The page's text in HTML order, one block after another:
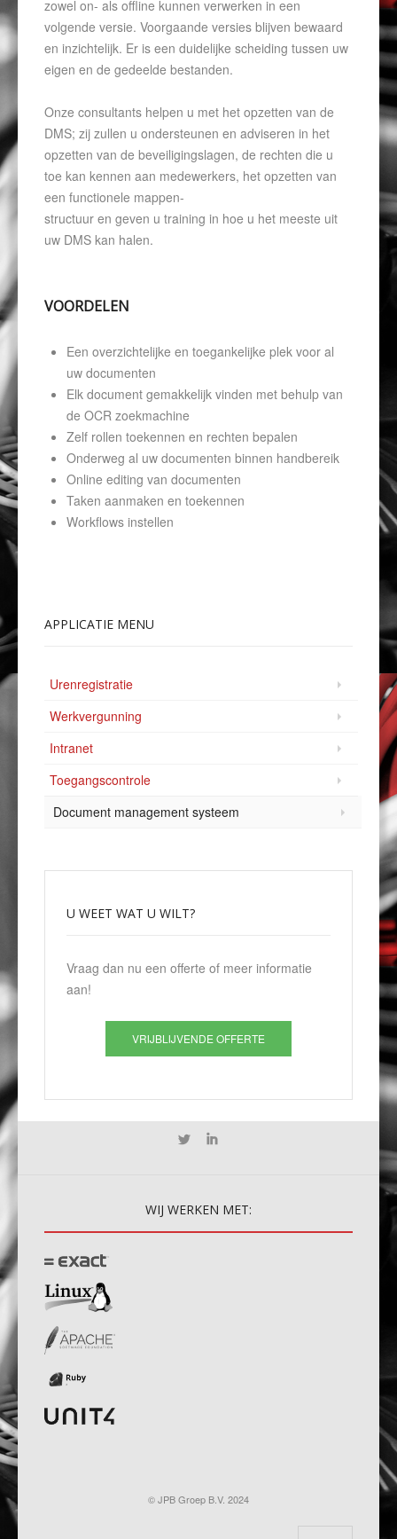
zowel on- als offline kunnen verwerken in een
volgende versie. Voorgaande versies blijven bewaard
en inzichtelijk. Er is een duidelijke scheiding tussen uw
eigen en de gedeelde bestanden.
Onze consultants helpen u met het opzetten van de
DMS; zij zullen u ondersteunen en adviseren in het
opzetten van de beveiligingslagen, de rechten die u
toe kan kennen aan medewerkers, het opzetten van
een functionele mappen-
structuur en geven u training in hoe u het meeste uit
uw DMS kan halen.
VOORDELEN
Een overzichtelijke en toegankelijke plek voor al
uw documenten
Elk document gemakkelijk vinden met behulp van
de OCR zoekmachine
Zelf rollen toekennen en rechten bepalen
Onderweg al uw documenten binnen handbereik
Online editing van documenten
Taken aanmaken en toekennen
Workflows instellen
APPLICATIE MENU
Urenregistratie
Werkvergunning
Intranet
Toegangscontrole
Document management systeem
U WEET WAT U WILT?
Vraag dan nu een offerte of meer informatie
aan!
VRIJBLIJVENDE OFFERTE
WIJ WERKEN MET:
© JPB Groep B.V. 2024